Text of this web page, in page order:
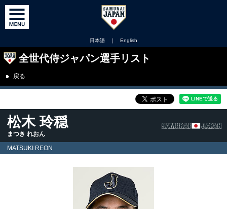
日本語 ｜ English
全世代侍ジャパン選手リスト
戻る
松木 玲穏
まつき れおん
MATSUKI REON